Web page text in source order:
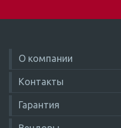
О компании
Контакты
Гарантия